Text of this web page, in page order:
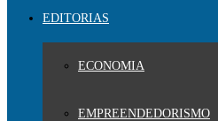
EDITORIAS
ECONOMIA
EMPREENDEDORISMO